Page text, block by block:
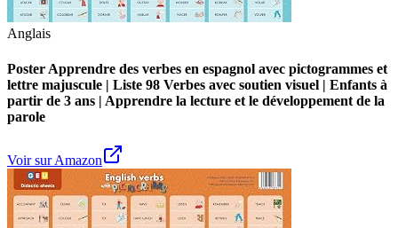
Anglais
Poster Apprendre des verbes en espagnol avec pictogrammes et
lettre majuscule | Liste 98 Verbes avec soutien visuel | Enfants à
partir de 3 ans | Apprendre la lecture et le développement de la
parole
Voir sur Amazon